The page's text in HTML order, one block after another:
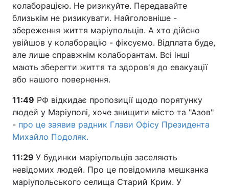
колаборацією. Не ризикуйте. Передавайте
близькім не ризикувати. Найголовніше -
збереження життя маріупольців. А хто дійсно
увійшов у колаборацію - фіксуємо. Відплата буде,
але лише справжнім колаборантам. Всі інші
мають зберегти життя та здоров'я до евакуації
або нашого повернення.
11:49 РФ відкидає пропозиції щодо порятунку
людей у ​​Маріуполі, хоче знищити місто та "Азов"
- про це заявив радник Глави Офісу Президента
Михайло Подоляк.
11:29 У будинки маріупольців заселяють
невідомих людей. Про це повідомила мешканка
маріупольського селища Старий Крим. У